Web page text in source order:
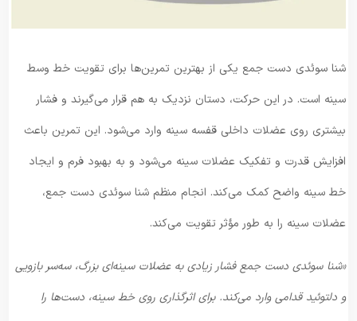
شنا سوئدی دست جمع یکی از بهترین تمرین‌ها برای تقویت خط وسط
سینه است. در این حرکت، دستان نزدیک به هم قرار می‌گیرند و فشار
بیشتری روی عضلات داخلی قفسه سینه وارد می‌شود. این تمرین باعث
افزایش قدرت و تفکیک عضلات سینه می‌شود و به بهبود فرم و ایجاد
خط سینه واضح کمک می‌کند. انجام منظم شنا سوئدی دست جمع،
عضلات سینه را به طور مؤثر تقویت می‌کند.
«شنا سوئدی دست جمع فشار زیادی به عضلات سینه‌ای بزرگ، سه‌سر بازویی
و دلتوئید قدامی وارد می‌کند. برای اثرگذاری روی خط سینه، دست‌ها را